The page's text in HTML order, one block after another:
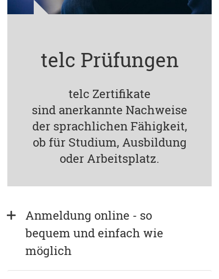
telc Prüfungen
telc Zertifikate
sind anerkannte Nachweise
der sprachlichen Fähigkeit,
ob für Studium, Ausbildung
oder Arbeitsplatz.
Anmeldung online - so
bequem und einfach wie
möglich